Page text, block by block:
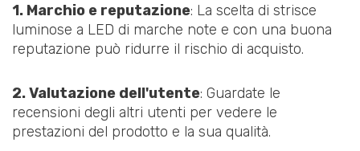
1. Marchio e reputazione: La scelta di strisce
luminose a LED di marche note e con una buona
reputazione può ridurre il rischio di acquisto.
2. Valutazione dell'utente: Guardate le
recensioni degli altri utenti per vedere le
prestazioni del prodotto e la sua qualità.